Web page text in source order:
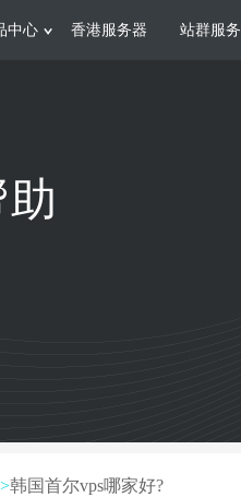
中心
器
香港服务器 站群服
的架
>韩国首尔vps哪家好?